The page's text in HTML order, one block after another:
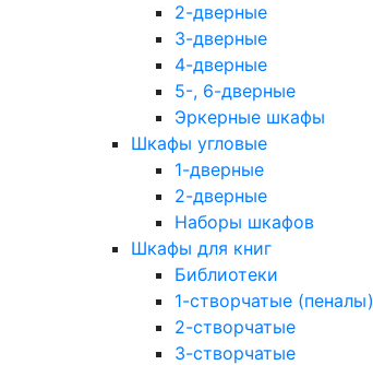
2-дверные
3-дверные
4-дверные
5-, 6-дверные
Эркерные шкафы
Шкафы угловые
1-дверные
2-дверные
Наборы шкафов
Шкафы для книг
Библиотеки
1-створчатые (пеналы)
2-створчатые
3-створчатые